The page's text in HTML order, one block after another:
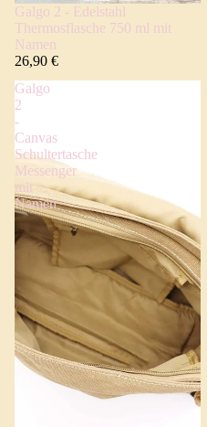
Galgo 2 - Edelstahl
Thermosflasche 750 ml mit
Namen
26,90 €
Galgo
2
-
Canvas
Schultertasche
Messenger
mit
Namen